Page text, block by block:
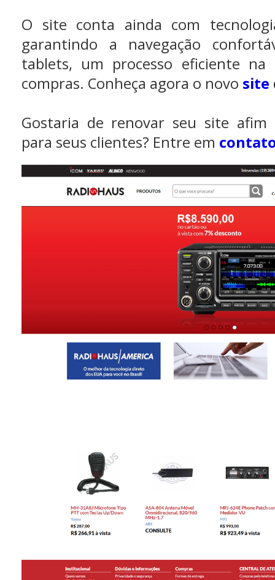
O site conta ainda com
garantindo a navegação
tablets, um processo eficiente
compras. Conheça agora o novo site
Gostaria de renovar seu site afim
para seus clientes? Entre em